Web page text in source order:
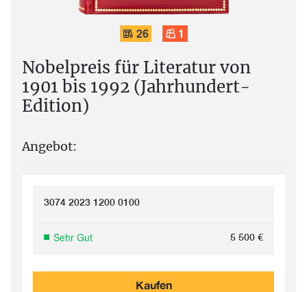
26 1
Nobelpreis für Literatur von
1901 bis 1992 (Jahrhundert-
Edition)
Angebot:
3074 2023 1200 0100
Sehr Gut 5 500 €
Kaufen